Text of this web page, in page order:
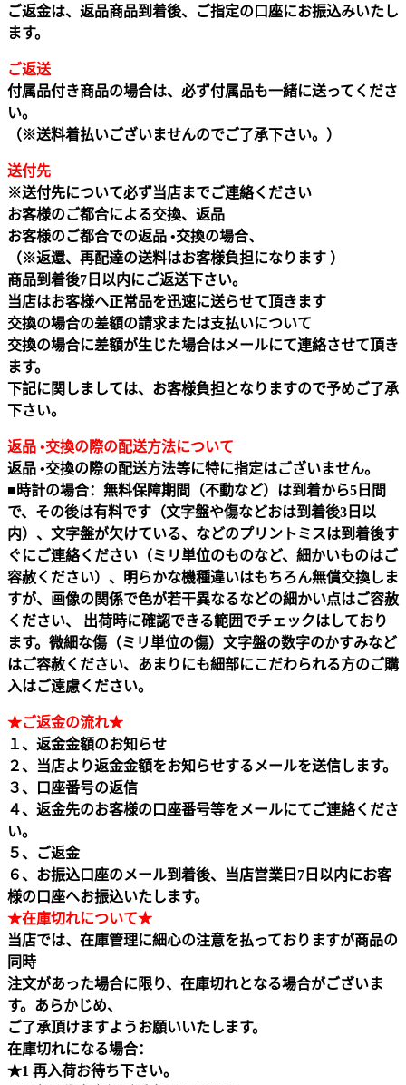
ご返金は、返品商品到着後、ご指定の口座にお振込みいたし
ます。
ご返送
付属品付き商品の場合は、必ず付属品も一緒に送ってくださ
い。
（※送料着払いございませんのでご了承下さい。）
送付先
※送付先について必ず当店までご連絡ください
お客様のご都合による交換、返品
お客様のご都合での返品 •交換の場合、
（※返還、再配達の送料はお客様負担になります ）
商品到着後7日以内にご返送下さい。
当店はお客様へ正常品を迅速に送らせて頂きます
交換の場合の差額の請求または支払いについて
交換の場合に差額が生じた場合はメールにて連絡させて頂き
ます。
下記に関しましては、お客様負担となりますので予めご了承
下さい。
返品 •交換の際の配送方法について
返品 •交換の際の配送方法等に特に指定はございません。
■時計の場合：無料保障期間（不動など）は到着から5日間
で、その後は有料です（文字盤や傷などおは到着後3日以
内）、文字盤が欠けている、などのプリントミスは到着後す
ぐにご連絡ください（ミリ単位のものなど、細かいものはご
容赦ください）、明らかな機種違いはもちろん無償交換しま
すが、画像の関係で色が若干異なるなどの細かい点はご容赦
ください、 出荷時に確認できる範囲でチェックはしており
ます。微細な傷（ミリ単位の傷）文字盤の数字のかすみなど
はご容赦ください、あまりにも細部にこだわられる方のご購
入はご遠慮ください。
★ご返金の流れ★
１、返金金額のお知らせ
２、当店より返金金額をお知らせするメールを送信します。
３、口座番号の返信
４、返金先のお客様の口座番号等をメールにてご連絡くださ
い。
５、ご返金
６、お振込口座のメール到着後、当店営業日7日以内にお客
様の口座へお振込いたします。
★在庫切れについて★
当店では、在庫管理に細心の注意を払っておりますが商品の
同時
注文があった場合に限り、在庫切れとなる場合がございま
す。あらかじめ、
ご了承頂けますようお願いいたします。
在庫切れになる場合：
★1 再入荷お待ち下さい。